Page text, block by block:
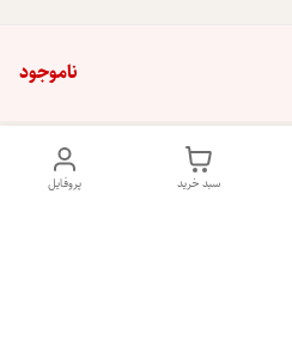
ناموجود
پروفایل سبد خرید